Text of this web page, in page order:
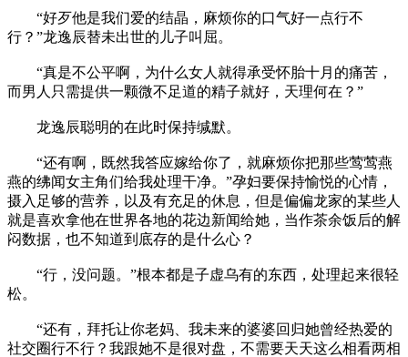
“好歹他是我们爱的结晶，麻烦你的口气好一点行不
行？”龙逸辰替未出世的儿子叫屈。
“真是不公平啊，为什么女人就得承受怀胎十月的痛苦，
而男人只需提供一颗微不足道的精子就好，天理何在？”
龙逸辰聪明的在此时保持缄默。
“还有啊，既然我答应嫁给你了，就麻烦你把那些莺莺燕
燕的绋闻女主角们给我处理干净。”孕妇要保持愉悦的心情，
摄入足够的营养，以及有充足的休息，但是偏偏龙家的某些人
就是喜欢拿他在世界各地的花边新闻给她，当作茶余饭后的解
闷数据，也不知道到底存的是什么心？
“行，没问题。”根本都是子虚乌有的东西，处理起来很轻
松。
“还有，拜托让你老妈、我未来的婆婆回归她曾经热爱的
社交圈行不行？我跟她不是很对盘，不需要天天这么相看两相